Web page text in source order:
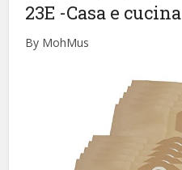
23E -Casa e cucina
By MohMus